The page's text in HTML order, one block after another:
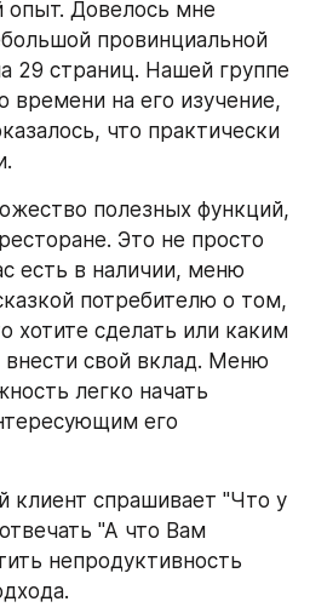
опыт. Довелось мне
провинциальной
29 страниц. Нашей группе
времени на его изучение,
что практически
полезных функций,
Это не просто
есть в наличии, меню
потребителю о том,
хотите сделать или каким
свой вклад. Меню
легко начать
его
клиент спрашивает "Что у
"А что Вам
непродуктивность